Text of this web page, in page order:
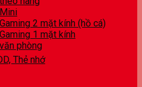
2 mặt kính (hồ cá)
1 mặt kính
phòng
Thẻ nhớ